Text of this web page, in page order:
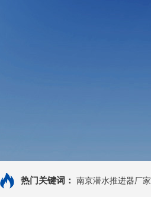
热门关键词： 南京潜水推进器厂家